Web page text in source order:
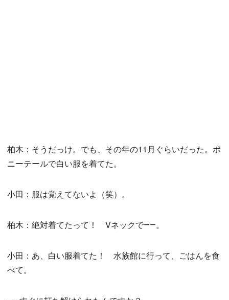
柏木：そうだっけ。でも、その年の11月ぐらいだった。ポ
ニーテールで白い服を着てた。
小田：服は覚えてないよ（笑）。
柏木：絶対着てたって！ Vネックで――。
小田：あ、白い服着てた！ 水族館に行って、ごはんを食
べて。